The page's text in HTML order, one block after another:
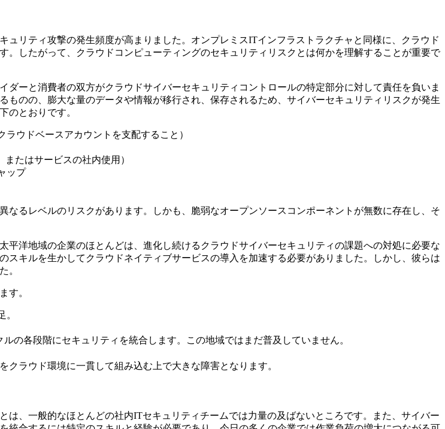
リティ攻撃の発生頻度が高まりました。オンプレミスITインフラストラクチャと同様に、クラウド
したがって、クラウドコンピューティングのセキュリティリスクとは何かを理解することが重要で
ーと消費者の双方がクラウドサイバーセキュリティコントロールの特定部分に対して責任を負いま
のの、膨大な量のデータや情報が移行され、保存されるため、サイバーセキュリティリスクが発生
のとおりです。
ウドベースアカウントを支配すること）
たはサービスの社内使用）
ップ
なるレベルのリスクがあります。しかも、脆弱なオープンソースコンポーネントが無数に存在し、そ
洋地域の企業のほとんどは、進化し続けるクラウドサイバーセキュリティの課題への対処に必要な
キルを生かしてクラウドネイティブサービスの導入を加速する必要がありました。しかし、彼らは
。
す。
。
の各段階にセキュリティを統合します。この地域ではまだ普及していません。
ラウド環境に一貫して組み込む上で大きな障害となります。
、一般的なほとんどの社内ITセキュリティチームでは力量の及ばないところです。また、サイバー